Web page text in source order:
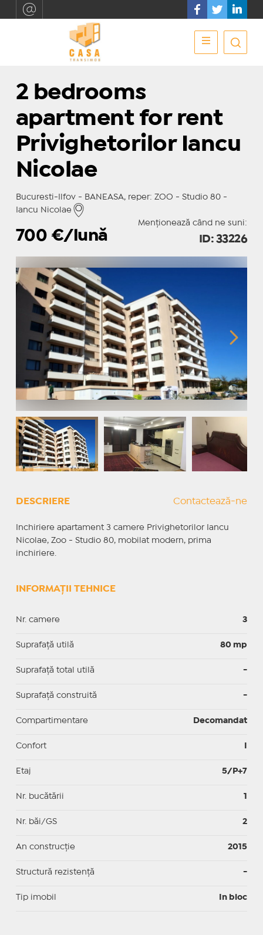
2 bedrooms
apartment for rent
Privighetorilor Iancu
Nicolae
Bucuresti-Ilfov - BANEASA, reper: ZOO - Studio 80 -
Iancu Nicolae
Menționează când ne suni:
700 €/lună ID: 33226
DESCRIERE Contactează-ne
Inchiriere apartament 3 camere Privighetorilor Iancu
Nicolae, Zoo - Studio 80, mobilat modern, prima
inchiriere.
INFORMAȚII TEHNICE
Nr. camere 3
Suprafaţă utilă 80 mp
Suprafaţă total utilă -
Suprafaţă construită -
Compartimentare Decomandat
Confort
Etaj 5/P+7
Nr. bucătării 1
Nr. băi/GS 2
An construcție 2015
Structură rezistență -
Tip imobil In bloc